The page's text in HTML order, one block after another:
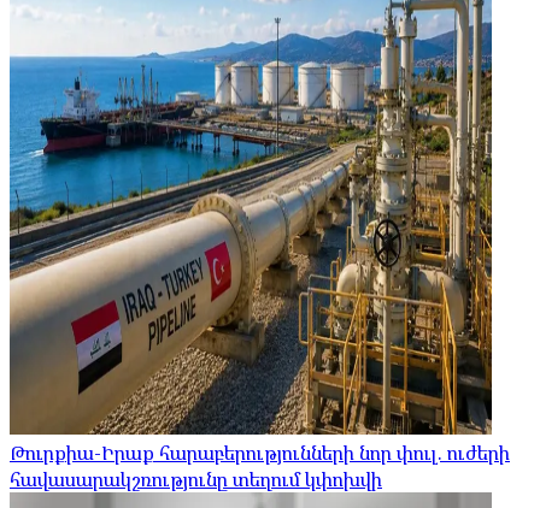
Թուրքիա-Իրաք հարաբերությունների նոր փուլ. ուժերի
հավասարակշռությունը տեղում կփոխվի